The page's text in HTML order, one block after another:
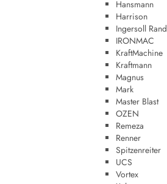
Hansmann
Harrison
Ingersoll Rand
IRONMAC
KraftMachine
Kraftmann
Magnus
Mark
Master Blast
OZEN
Remeza
Renner
Spitzenreiter
UCS
Vortex